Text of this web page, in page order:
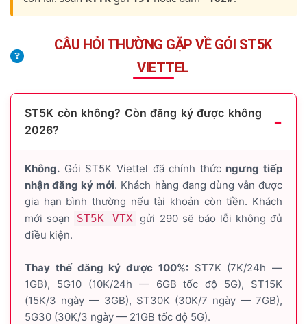
CÂU HỎI THƯỜNG GẶP VỀ GÓI ST5K
VIETTEL
ST5K còn không? Còn đăng ký được không
2026?
Không. Gói ST5K Viettel đã chính thức ngưng tiếp
nhận đăng ký mới. Khách hàng đang dùng vẫn được
gia hạn bình thường nếu tài khoản còn tiền. Khách
mới soạn
ST5K VTX gửi 290 sẽ báo lỗi không đủ
điều kiện.
Thay thế đăng ký được 100%:ST7K (7K/24h —
1GB), 5G10 (10K/24h — 6GB tốc độ 5G), ST15K
(15K/3 ngày — 3GB), ST30K (30K/7 ngày — 7GB),
5G30 (30K/3 ngày — 21GB tốc độ 5G).